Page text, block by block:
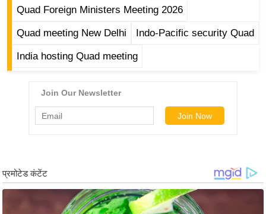
बॉ
वु
ड
स
मी
Quad Foreign Ministers Meeting 2026
Quad meeting New Delhi Indo-Pacific security Quad
India hosting Quad meeting